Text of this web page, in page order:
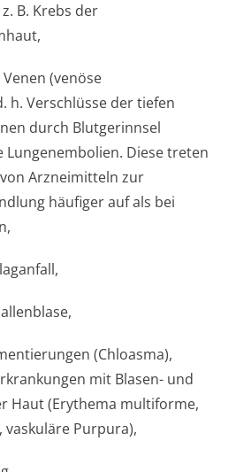
B. Krebs der
(venöse
h. Verschlüsse der tiefen
durch Blutgerinnsel
Lungenembolien. Diese treten
Arzneimitteln zur
häufiger auf als bei
(Chloasma),
mit Blasen- und
Haut (Erythema multiforme,
Purpura),